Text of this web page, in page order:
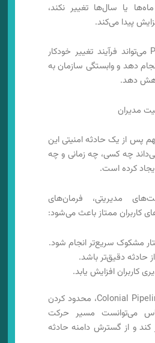
یا سال‌ها تغییر نکند،
پیدا می‌کند.
راهکار سامانه PAM می‌تواند فرآیند تغییر خودکار
دهد و وابستگی سازمان به
دهد.
پس از یک حادثه امنیتی این
چه کسی، چه زمانی و چه
کرده است.
مدیریتی، فرمان‌های
کاربران ممتاز باعث می‌شود:
مشکوک سریع‌تر انجام شود.
حادثه دقیق‌تر باشد.
کاربران افزایش یابد.
در حملاتی مانند Colonial Pipeline، محدود کردن
می‌توانست مسیر حرکت
کند و از گسترش دامنه حادثه